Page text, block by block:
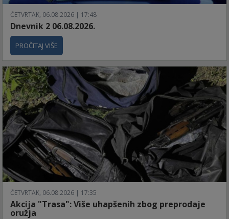
ČETVRTAK, 06.08.2026 | 17:48
Dnevnik 2 06.08.2026.
PROČITAJ VIŠE
ČETVRTAK, 06.08.2026 | 17:35
Akcija "Trasa": Više uhapšenih zbog preprodaje
oružja